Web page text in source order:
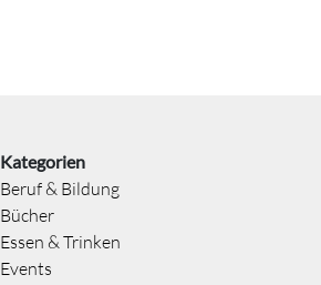
Kategorien
Beruf & Bildung
Bücher
Essen & Trinken
Events